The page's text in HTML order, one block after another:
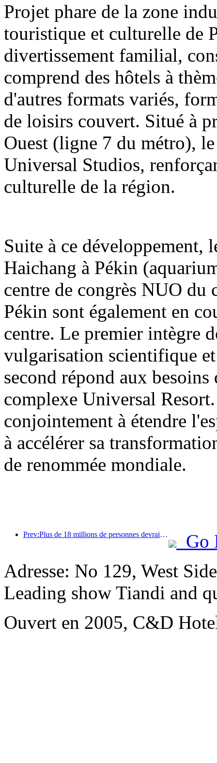
Projet phare de la zone
touristique et culturelle de
divertissement familial,
comprend des hôtels à
d'autres formats variés,
de loisirs couvert. Situé à
Ouest (ligne 7 du métro),
Universal Studios,
culturelle de la région.
Suite à ce développement,
Haichang à Pékin
centre de congrès NUO du
Pékin sont également en
centre. Le premier intègre
vulgarisation scientifique
second répond aux
complexe Universal
conjointement à étendre
à accélérer sa
de renommée mondiale.
Prev:Plus de 18 millions de personnes devraient entrer et sortir du pays pendant les neuf jours de vacances du Nouvel An chinois.
Go
Adresse: No 129, West
Leading show Tiandi and
Ouvert en 2005, C&D